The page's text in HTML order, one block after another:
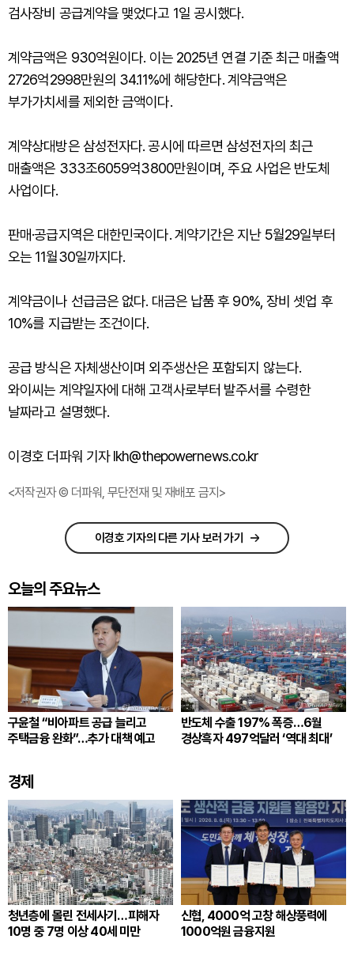
검사장비 공급계약을 맺었다고 1일 공시했다.
계약금액은 930억원이다. 이는 2025년 연결 기준 최근 매출액
2726억2998만원의 34.11%에 해당한다. 계약금액은
부가가치세를 제외한 금액이다.
계약상대방은 삼성전자다. 공시에 따르면 삼성전자의 최근
매출액은 333조6059억3800만원이며, 주요 사업은 반도체
사업이다.
판매·공급지역은 대한민국이다. 계약기간은 지난 5월29일부터
오는 11월30일까지다.
계약금이나 선급금은 없다. 대금은 납품 후 90%, 장비 셋업 후
10%를 지급받는 조건이다.
공급 방식은 자체생산이며 외주생산은 포함되지 않는다.
와이씨는 계약일자에 대해 고객사로부터 발주서를 수령한
날짜라고 설명했다.
이경호 더파워 기자 lkh@thepowernews.co.kr
<저작권자 © 더파워, 무단전재 및 재배포 금지>
이경호 기자의 다른 기사 보러 가기
오늘의 주요뉴스
구윤철 “비아파트 공급 늘리고
주택금융 완화”…추가 대책 예고
반도체 수출 197% 폭증…6월
경상흑자 497억달러 ‘역대 최대’
경제
청년층에 몰린 전세사기…피해자
10명 중 7명 이상 40세 미만
신협, 4000억 고창 해상풍력에
1000억원 금융지원